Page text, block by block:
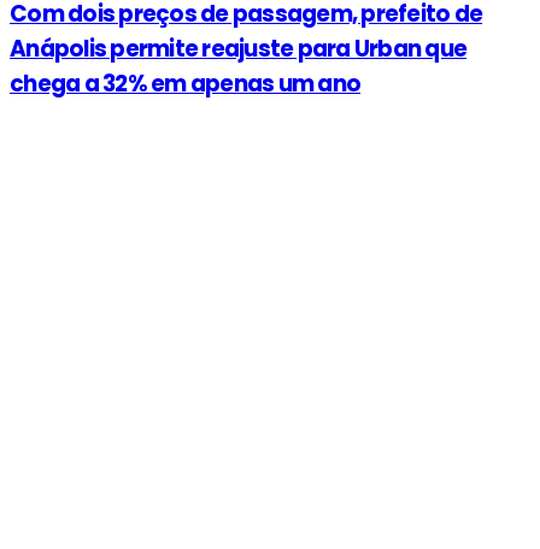
Com dois preços de passagem, prefeito de
Anápolis permite reajuste para Urban que
chega a 32% em apenas um ano